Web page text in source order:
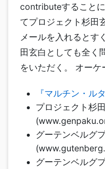
contributeすること
てプロジェクト杉田
メールを入れるとす
田玄白としても全く
をいただく。 オーケ
『マルチン・ル
プロジェクト杉
グーテンベルグ
グーテンベルグ